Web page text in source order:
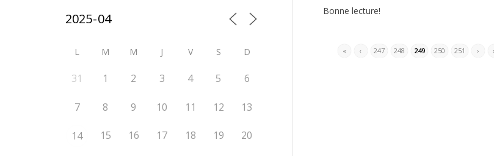
Bonne lecture!
« ‹ 247 248 249 250 251 ›
L M M J V S D
31 1 2 3 4 5 6
7 8 9 10 11 12 13
14 15 16 17 18 19 20